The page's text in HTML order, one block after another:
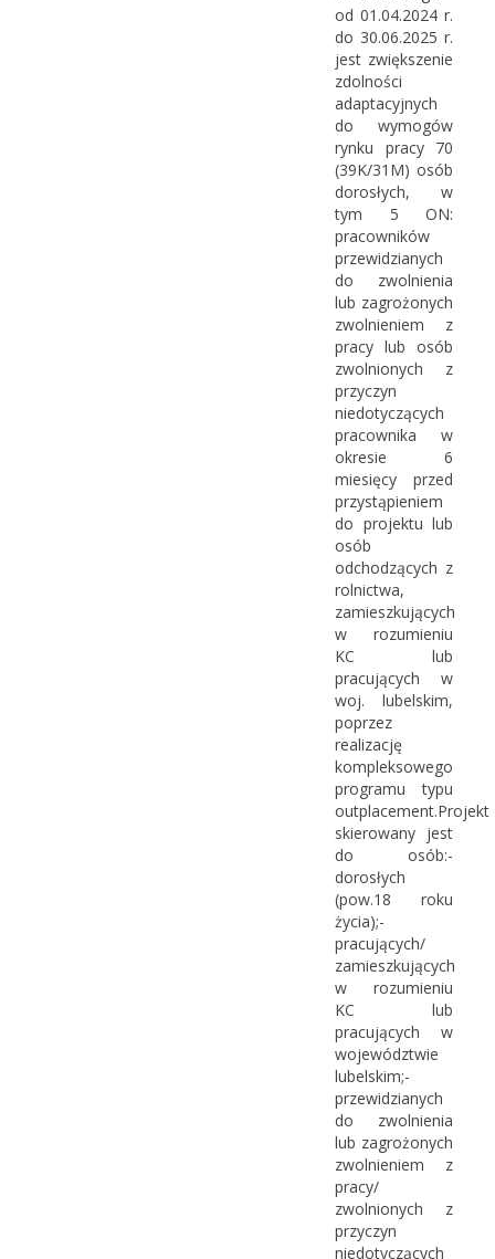
od 01.04.2024 r.
do 30.06.2025 r.
jest zwiększenie
zdolności
adaptacyjnych
do wymogów
rynku pracy 70
(39K/31M) osób
dorosłych, w
tym 5 ON:
pracowników
przewidzianych
do zwolnienia
lub zagrożonych
zwolnieniem z
pracy lub osób
zwolnionych z
przyczyn
niedotyczących
pracownika w
okresie 6
miesięcy przed
przystąpieniem
do projektu lub
osób
odchodzących z
rolnictwa,
zamieszkujących
w rozumieniu
KC lub
pracujących w
woj. lubelskim,
poprzez
realizację
kompleksowego
programu typu
outplacement.Projekt
skierowany jest
do osób:-
dorosłych
(pow.18 roku
życia);-
pracujących/
zamieszkujących
w rozumieniu
KC lub
pracujących w
województwie
lubelskim;-
przewidzianych
do zwolnienia
lub zagrożonych
zwolnieniem z
pracy/
zwolnionych z
przyczyn
niedotyczących